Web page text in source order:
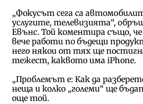
„Фокусът сега са
услугите, телевизията“,
Евънс. Той коментира също, че
вече работи по бъдещи
него някои от тях ще
тежест, каквото има iPhone.
„Проблемът е: Как да
неща и колко „големи“ ще
още той.